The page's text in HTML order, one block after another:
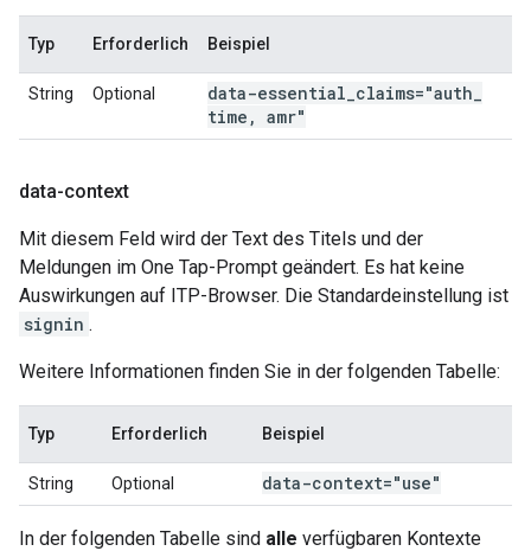
Typ Erforderlich Beispiel
String Optional data-essential claims="auth
time , amr"
data-context
Mit diesem Feld wird der Text des Titels und der
Meldungen im One Tap-Prompt geändert. Es hat keine
Auswirkungen auf ITP-Browser. Die Standardeinstellung ist
signin .
Weitere Informationen finden Sie in der folgenden Tabelle:
Typ Erforderlich Beispiel
String Optional data-context="use"
In der folgenden Tabelle sind alle verfügbaren Kontexte